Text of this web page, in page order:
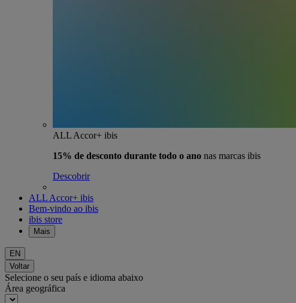
ALL Accor+ ibis
15% de desconto durante todo o ano nas marcas ibis
Descobrir
ALL Accor+ ibis
Bem-vindo ao ibis
ibis store
Mais
EN
Voltar
Selecione o seu país e idioma abaixo
Área geográfica